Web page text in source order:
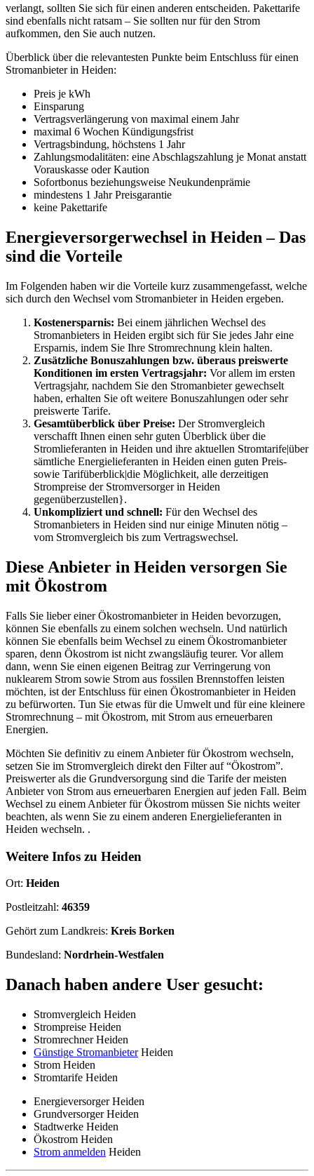
verlangt, sollten Sie sich für einen anderen entscheiden. Pakettarife
sind ebenfalls nicht ratsam – Sie sollten nur für den Strom
aufkommen, den Sie auch nutzen.
Überblick über die relevantesten Punkte beim Entschluss für einen
Stromanbieter in Heiden:
Preis je kWh
Einsparung
Vertragsverlängerung von maximal einem Jahr
maximal 6 Wochen Kündigungsfrist
Vertragsbindung, höchstens 1 Jahr
Zahlungsmodalitäten: eine Abschlagszahlung je Monat anstatt
Vorauskasse oder Kaution
Sofortbonus beziehungsweise Neukundenprämie
mindestens 1 Jahr Preisgarantie
keine Pakettarife
Energieversorgerwechsel in Heiden – Das
sind die Vorteile
Im Folgenden haben wir die Vorteile kurz zusammengefasst, welche
sich durch den Wechsel vom Stromanbieter in Heiden ergeben.
Kostenersparnis: Bei einem jährlichen Wechsel des
Stromanbieters in Heiden ergibt sich für Sie jedes Jahr eine
Ersparnis, indem Sie Ihre Stromrechnung klein halten.
Zusätzliche Bonuszahlungen bzw. überaus preiswerte
Konditionen im ersten Vertragsjahr: Vor allem im ersten
Vertragsjahr, nachdem Sie den Stromanbieter gewechselt
haben, erhalten Sie oft weitere Bonuszahlungen oder sehr
preiswerte Tarife.
Gesamtüberblick über Preise: Der Stromvergleich
verschafft Ihnen einen sehr guten Überblick über die
Stromlieferanten in Heiden und ihre aktuellen Stromtarife|über
sämtliche Energielieferanten in Heiden einen guten Preis-
sowie Tarifüberblick|die Möglichkeit, alle derzeitigen
Strompreise der Stromversorger in Heiden
gegenüberzustellen}.
Unkompliziert und schnell: Für den Wechsel des
Stromanbieters in Heiden sind nur einige Minuten nötig –
vom Stromvergleich bis zum Vertragswechsel.
Diese Anbieter in Heiden versorgen Sie
mit Ökostrom
Falls Sie lieber einer Ökostromanbieter in Heiden bevorzugen,
können Sie ebenfalls zu einem solchen wechseln. Und natürlich
können Sie ebenfalls beim Wechsel zu einem Ökostromanbieter
sparen, denn Ökostrom ist nicht zwangsläufig teurer. Vor allem
dann, wenn Sie einen eigenen Beitrag zur Verringerung von
nuklearem Strom sowie Strom aus fossilen Brennstoffen leisten
möchten, ist der Entschluss für einen Ökostromanbieter in Heiden
zu befürworten. Tun Sie etwas für die Umwelt und für eine kleinere
Stromrechnung – mit Ökostrom, mit Strom aus erneuerbaren
Energien.
Möchten Sie definitiv zu einem Anbieter für Ökostrom wechseln,
setzen Sie im Stromvergleich direkt den Filter auf “Ökostrom”.
Preiswerter als die Grundversorgung sind die Tarife der meisten
Anbieter von Strom aus erneuerbaren Energien auf jeden Fall. Beim
Wechsel zu einem Anbieter für Ökostrom müssen Sie nichts weiter
beachten, als wenn Sie zu einem anderen Energielieferanten in
Heiden wechseln. .
Weitere Infos zu Heiden
Ort: Heiden
Postleitzahl: 46359
Gehört zum Landkreis: Kreis Borken
Bundesland: Nordrhein-Westfalen
Danach haben andere User gesucht:
Stromvergleich Heiden
Strompreise Heiden
Stromrechner Heiden
Günstige StromanbieterHeiden
Strom Heiden
Stromtarife Heiden
Energieversorger Heiden
Grundversorger Heiden
Stadtwerke Heiden
Ökostrom Heiden
Strom anmelden Heiden